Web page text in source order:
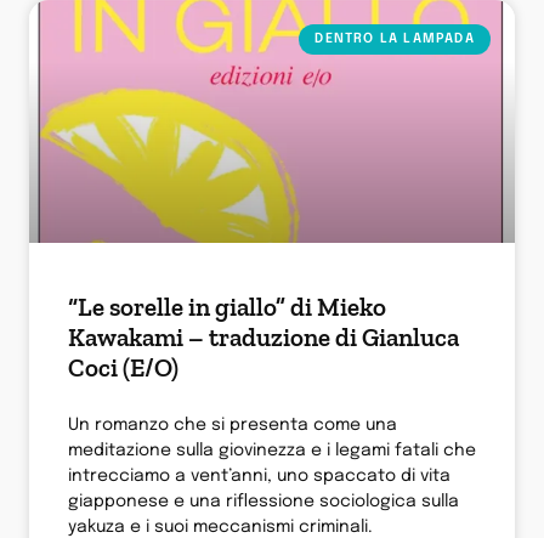
DENTRO LA LAMPADA
“Le sorelle in giallo” di Mieko
Kawakami – traduzione di Gianluca
Coci (E/O)
Un romanzo che si presenta come una
meditazione sulla giovinezza e i legami fatali che
intrecciamo a vent’anni, uno spaccato di vita
giapponese e una riflessione sociologica sulla
yakuza e i suoi meccanismi criminali.